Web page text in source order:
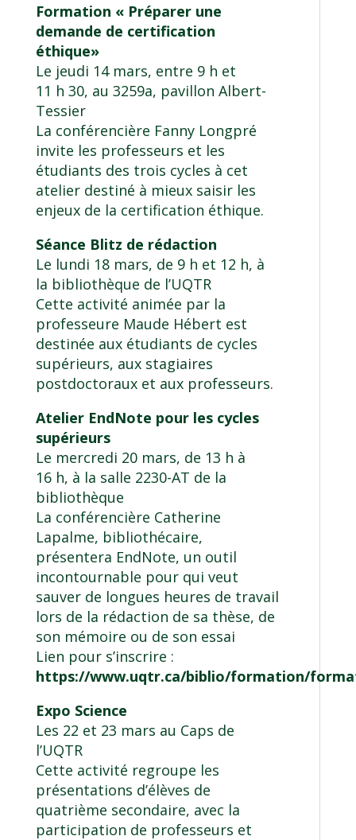
Formation « Préparer une
demande de certification
éthique»
Le jeudi 14 mars, entre 9 h et
11 h 30, au 3259a, pavillon Albert-
Tessier
La conférencière Fanny Longpré
invite les professeurs et les
étudiants des trois cycles à cet
atelier destiné à mieux saisir les
enjeux de la certification éthique.
Séance Blitz de rédaction
Le lundi 18 mars, de 9 h et 12 h, à
la bibliothèque de l’UQTR
Cette activité animée par la
professeure Maude Hébert est
destinée aux étudiants de cycles
supérieurs, aux stagiaires
postdoctoraux et aux professeurs.
Atelier EndNote pour les cycles
supérieurs
Le mercredi 20 mars, de 13 h à
16 h, à la salle 2230-AT de la
bibliothèque
La conférencière Catherine
Lapalme, bibliothécaire,
présentera EndNote, un outil
incontournable pour qui veut
sauver de longues heures de travail
lors de la rédaction de sa thèse, de
son mémoire ou de son essai
Lien pour s’inscrire :
https://www.uqtr.ca/biblio/formation/
Expo Science
Les 22 et 23 mars au Caps de
l’UQTR
Cette activité regroupe les
présentations d’élèves de
quatrième secondaire, avec la
participation de professeurs et